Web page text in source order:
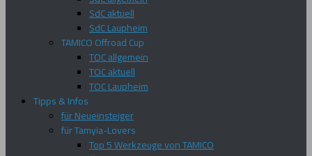
SdC aktuell
SdC Laupheim
TAMICO Offroad Cup
TOC allgemein
TOC aktuell
TOC Laupheim
Tipps & Infos
für Neueinsteiger
für Tamyia-Lovers
Top 5 Werkzeuge von TAMICO